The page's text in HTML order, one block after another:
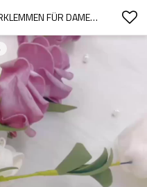
18 KARAT VERGOLDETE OHRKLEMMEN FÜR DAMEN | NICHT GEPIERCTER STATEMENT-SCHMUCK AUS KUPFERLEGIERUNG VON HENGDIAN JEWELRY